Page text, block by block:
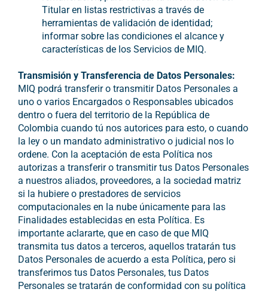
Titular en listas restrictivas a través de
herramientas de validación de identidad;
informar sobre las condiciones el alcance y
características de los Servicios de MIQ.
Transmisión y Transferencia de Datos Personales:
MIQ podrá transferir o transmitir Datos Personales a
uno o varios Encargados o Responsables ubicados
dentro o fuera del territorio de la República de
Colombia cuando tú nos autorices para esto, o cuando
la ley o un mandato administrativo o judicial nos lo
ordene. Con la aceptación de esta Política nos
autorizas a transferir o transmitir tus Datos Personales
a nuestros aliados, proveedores, a la sociedad matriz
si la hubiere o prestadores de servicios
computacionales en la nube únicamente para las
Finalidades establecidas en esta Política. Es
importante aclararte, que en caso de que MIQ
transmita tus datos a terceros, aquellos tratarán tus
Datos Personales de acuerdo a esta Política, pero si
transferimos tus Datos Personales, tus Datos
Personales se tratarán de conformidad con su política